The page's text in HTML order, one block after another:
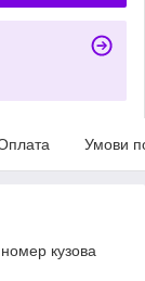
Умови
кузова